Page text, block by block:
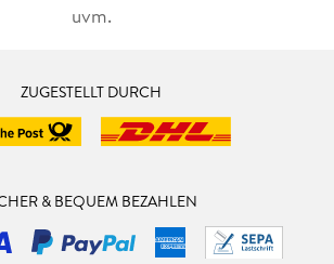
uvm.
ZUGESTELLT DURCH
& BEQUEM BEZAHLEN